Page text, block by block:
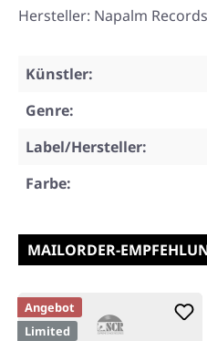
Hersteller: Napalm
Künstler:
Genre:
Label/Hersteller:
Farbe:
MAILORDER-
Angebot
Limited